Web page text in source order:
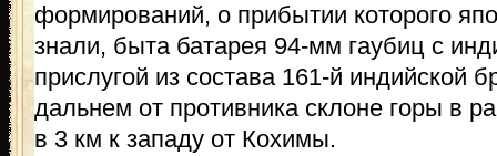
формирований, о прибытии которого
знали, быта батарея 94-мм гаубиц с
прислугой из состава 161-й индийской
дальнем от противника склоне горы в
в 3 км к западу от Кохимы.